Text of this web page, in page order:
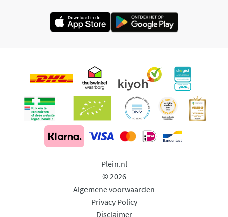
Plein.nl
© 2026
Algemene voorwaarden
Privacy Policy
Disclaimer